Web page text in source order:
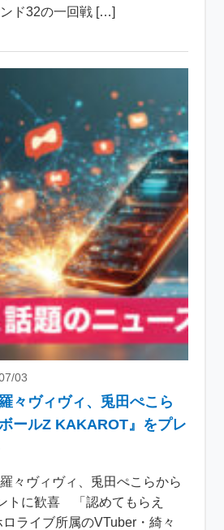
ド32の一回戦 […]
03
々ヴィヴィ、兎田ぺこら
ールZ KAKAROT』をプレ
々ヴィヴィ、兎田ぺこらから
トに歓喜 「認めてもらえ
ライブ所属のVTuber・綺々